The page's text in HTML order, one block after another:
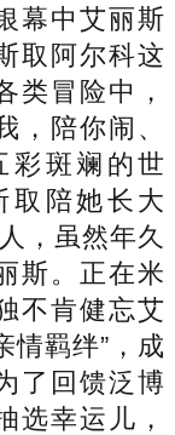
幕中艾丽斯
取阿尔科这
类冒险中，
，陪你闹、
彩斑斓的世
取陪她长大
，虽然年久
斯。正在米
不肯健忘艾
情羁绊”，成
了回馈泛博
选幸运儿，